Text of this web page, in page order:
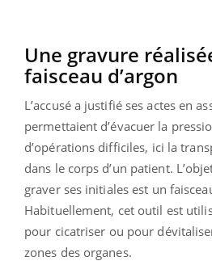
Une gravure
faisceau d’argon
L’accusé a justifié ses actes en
permettaient d’évacuer la
d’opérations difficiles, ici la
dans le corps d’un patient.
graver ses initiales est un
Habituellement, cet outil est
pour cicatriser ou pour
zones des organes.